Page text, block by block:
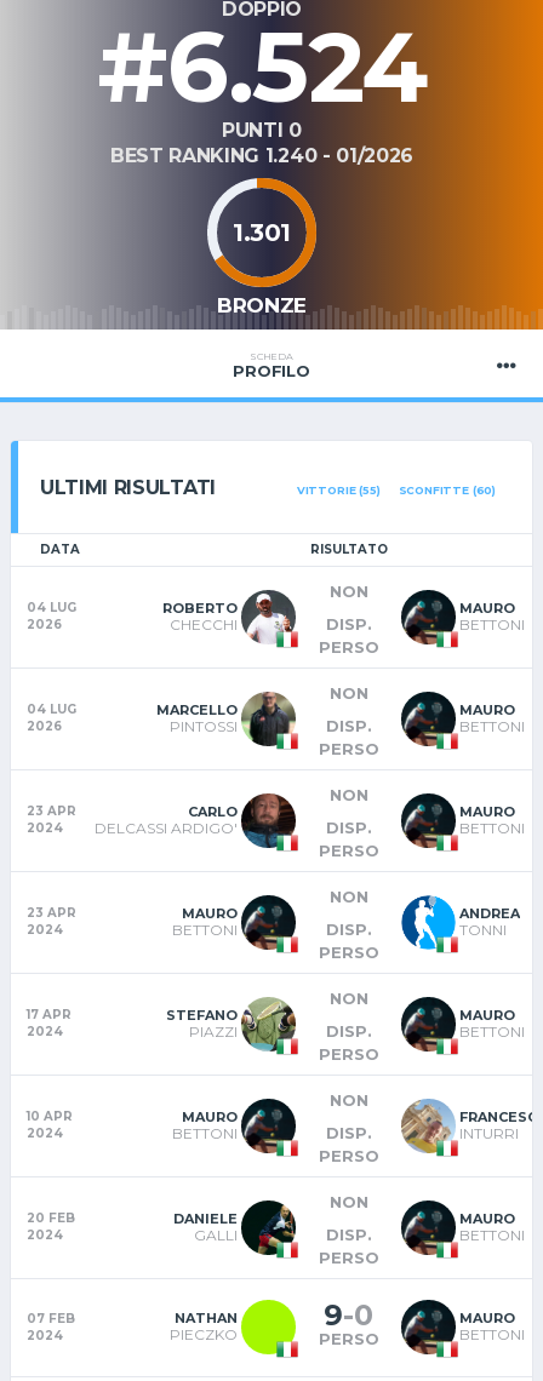
DOPPIO
#6.524
PUNTI 0
BEST RANKING 1.240 - 01/2026
1.301
BRONZE
SCHEDA
PROFILO
ULTIMI RISULTATI VITTORIE (55) SCONFITTE (60)
DATA RISULTATO
04 LUG
2026
ROBERTO
CHECCHI
NON
DISP.
PERSO
MAURO
BETTONI
04 LUG
2026
MARCELLO
PINTOSSI
NON
DISP.
PERSO
MAURO
BETTONI
23 APR
2024
CARLO
DELCASSI ARDIGO'
NON
DISP.
PERSO
MAURO
BETTONI
23 APR
2024
MAURO
BETTONI
NON
DISP.
PERSO
ANDREA
TONNI
17 APR
2024
STEFANO
PIAZZI
NON
DISP.
PERSO
MAURO
BETTONI
10 APR
2024
MAURO
BETTONI
NON
DISP.
PERSO
INTURRI
20 FEB
2024
DANIELE
GALLI
NON
DISP.
PERSO
MAURO
BETTONI
07 FEB
2024
NATHAN
PIECZKO
9-0
PERSO
MAURO
BETTONI